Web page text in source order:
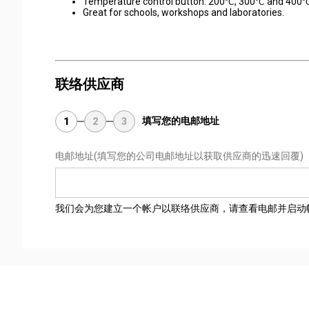
°C °C
Great for schools, workshops and laboratories.
联络供应商
1 2 3 填写您的电邮地址
电邮地址(填写您的公司电邮地址以获取供应商的迅速回覆)
我们会为您建立一个帐户以联络供应商，请查看电邮并启动